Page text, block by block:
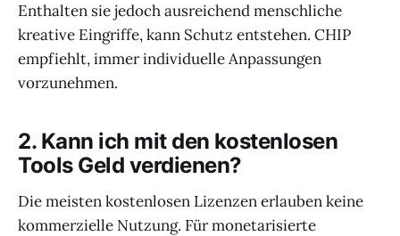
Enthalten sie jedoch ausreichend menschliche
kreative Eingriffe, kann Schutz entstehen. CHIP
empfiehlt, immer individuelle Anpassungen
vorzunehmen.
2. Kann ich mit den kostenlosen
Tools Geld verdienen?
Die meisten kostenlosen Lizenzen erlauben keine
kommerzielle Nutzung. Für monetarisierte